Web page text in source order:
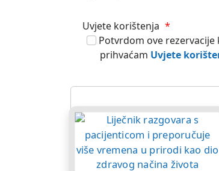
Uvjete korištenja *
Potvrdom ove rezervacije
prihvaćam Uvjete